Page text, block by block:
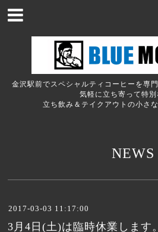
金沢駅前でスペシャルティコーヒーを専
気軽に立ち寄って特別
立ち飲み＆テイクアウトの小さ
NEWS
2017-03-03 11:17:00
3月4日(土)は臨時休業します。